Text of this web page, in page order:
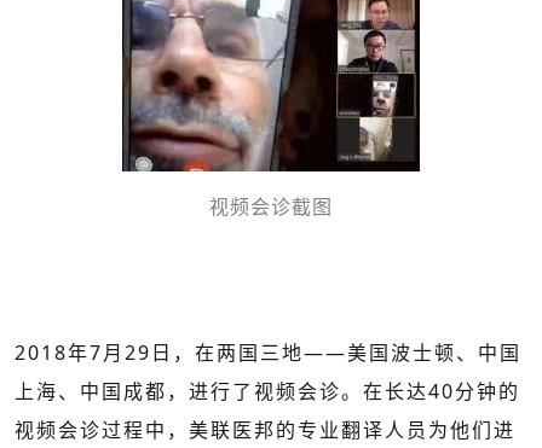
视频会诊截图
2018年7月29日，在两国三地——美国波士顿、中国
上海、中国成都，进行了视频会诊。在长达40分钟的
视频会诊过程中，美联医邦的专业翻译人员为他们进